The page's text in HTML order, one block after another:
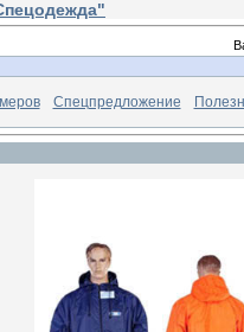
Спецпредложение